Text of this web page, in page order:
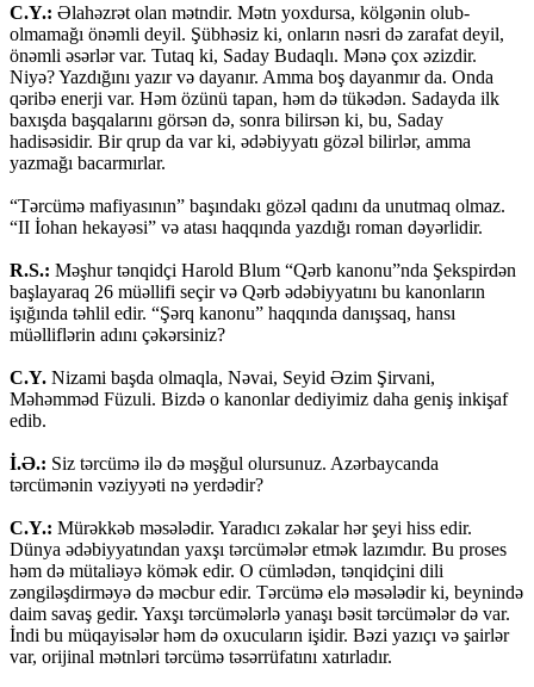
C.Y.: Əlahəzrət olan mətndir. Mətn yoxdursa, kölgənin olub-
olmamağı önəmli deyil. Şübhəsiz ki, onların nəsri də zarafat deyil,
önəmli əsərlər var. Tutaq ki, Saday Budaqlı. Mənə çox əzizdir.
Niyə? Yazdığını yazır və dayanır. Amma boş dayanmır da. Onda
qəribə enerji var. Həm özünü tapan, həm də tükədən. Sadayda ilk
baxışda başqalarını görsən də, sonra bilirsən ki, bu, Saday
hadisəsidir. Bir qrup da var ki, ədəbiyyatı gözəl bilirlər, amma
yazmağı bacarmırlar.
“Tərcümə mafiyasının” başındakı gözəl qadını da unutmaq olmaz.
“II İohan hekayəsi” və atası haqqında yazdığı roman dəyərlidir.
R.S.: Məşhur tənqidçi Harold Blum “Qərb kanonu”nda Şekspirdən
başlayaraq 26 müəllifi seçir və Qərb ədəbiyyatını bu kanonların
işığında təhlil edir. “Şərq kanonu” haqqında danışsaq, hansı
müəlliflərin adını çəkərsiniz?
C.Y. Nizami başda olmaqla, Nəvai, Seyid Əzim Şirvani,
Məhəmməd Füzuli. Bizdə o kanonlar dediyimiz daha geniş inkişaf
edib.
İ.Ə.: Siz tərcümə ilə də məşğul olursunuz. Azərbaycanda
tərcümənin vəziyyəti nə yerdədir?
C.Y.: Mürəkkəb məsələdir. Yaradıcı zəkalar hər şeyi hiss edir.
Dünya ədəbiyyatından yaxşı tərcümələr etmək lazımdır. Bu proses
həm də mütaliəyə kömək edir. O cümlədən, tənqidçini dili
zəngiləşdirməyə də məcbur edir. Tərcümə elə məsələdir ki, beynində
daim savaş gedir. Yaxşı tərcümələrlə yanaşı bəsit tərcümələr də var.
İndi bu müqayisələr həm də oxucuların işidir. Bəzi yazıçı və şairlər
var, orijinal mətnləri tərcümə təsərrüfatını xatırladır.